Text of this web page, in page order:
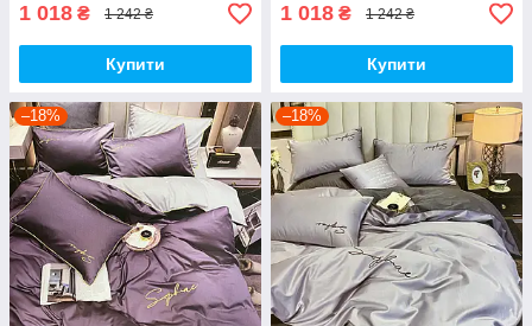
1 018 ₴ 1 242 ₴
Купити
1 018 ₴ 1 242 ₴
Купити
–18% –18%